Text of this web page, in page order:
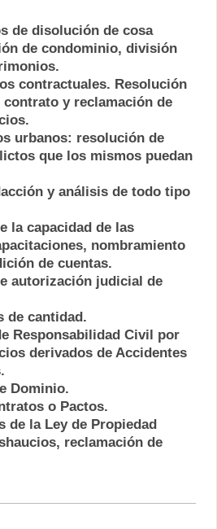
de disolución de cosa
de condominio, división
contractuales. Resolución
contrato y reclamación de
urbanos: resolución de
que los mismos puedan
y análisis de todo tipo
la capacidad de las
nombramiento
de cuentas.
autorización judicial de
de cantidad.
Responsabilidad Civil por
derivados de Accidentes
Dominio.
o Pactos.
de la Ley de Propiedad
reclamación de